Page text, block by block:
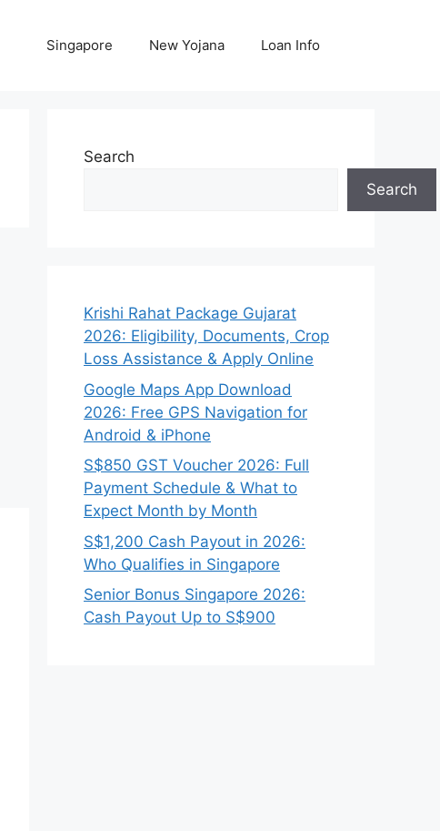
Singapore New Yojana Loan Info
Search
Search
Krishi Rahat Package Gujarat
2026: Eligibility, Documents, Crop
Loss Assistance & Apply Online
Google Maps App Download
2026: Free GPS Navigation for
Android & iPhone
S$850 GST Voucher 2026: Full
Payment Schedule & What to
Expect Month by Month
S$1,200 Cash Payout in 2026:
Who Qualifies in Singapore
Senior Bonus Singapore 2026:
Cash Payout Up to S$900